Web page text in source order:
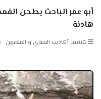
أبو عمر الباحث يطحن
هادئة
كشف أكاذيب النصارى و المنصرين